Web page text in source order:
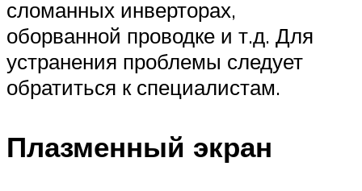
сломанных инверторах,
оборванной проводке и т.д. Для
устранения проблемы следует
обратиться к специалистам.
Плазменный экран